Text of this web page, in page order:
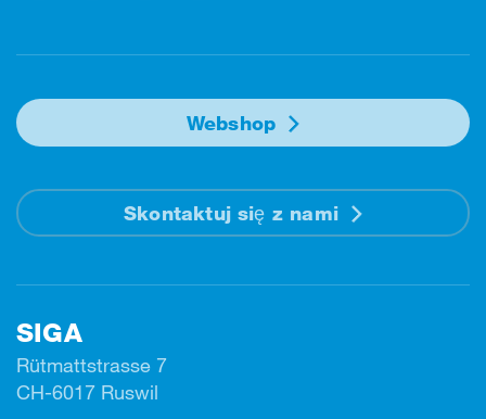
Webshop
Skontaktuj się z nami
SIGA
Rütmattstrasse 7
CH-6017 Ruswil